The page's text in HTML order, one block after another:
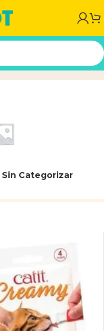
Sin Categorizar